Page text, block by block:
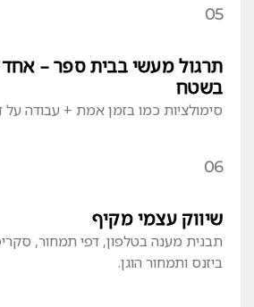
05
תרגול מעשי בבית ספר –
בשטח
סימולציות כמו בזמן אמת + עבודה על
06
שיווק עצמי מקיף
תבנית מענה בטלפון, דפי תמחור,
ביזנס ותמחור הוגן.